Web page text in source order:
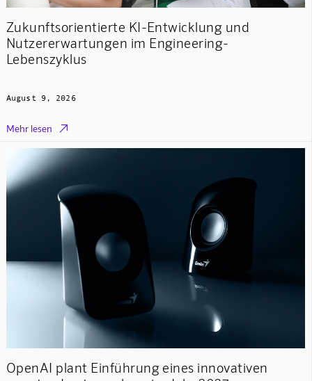
Zukunftsorientierte KI-Entwicklung und
Nutzererwartungen im Engineering-
Lebenszyklus
August 9, 2026
Mehr lesen 
OpenAI plant Einführung eines innovativen